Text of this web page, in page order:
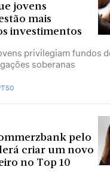
jovens
mais
investimentos
privilegiam fundos
soberanas
pelo
criar um novo
no Top 10